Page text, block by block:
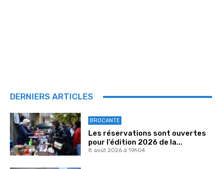
DERNIERS ARTICLES
BROCANTE
Les réservations sont ouvertes
pour l’édition 2026 de la...
8 août 2026 à 19h04